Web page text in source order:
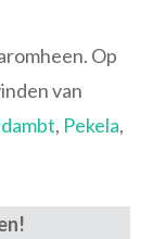
Op
van
, Pekela,